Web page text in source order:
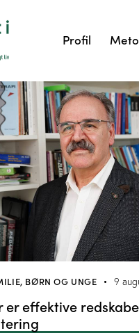
Profil
BØRN OG UNGE 9
er effektive